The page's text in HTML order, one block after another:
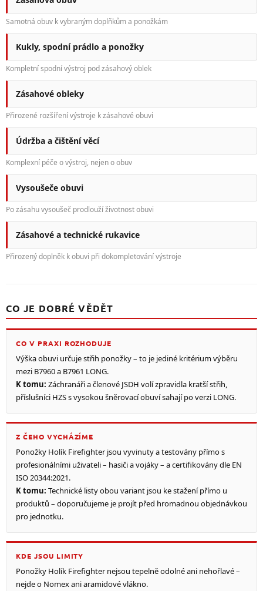
Samotná obuv k vybraným doplňkům a ponožkám
Kukly, spodní prádlo a ponožky
Kompletní spodní výstroj pod zásahový oblek
Zásahové obleky
Přirozené rozšíření výstroje k zásahové obuvi
Údržba a čištění věcí
Komplexní péče o výstroj, nejen o obuv
Vysoušeče obuvi
Po zásahu vysoušeč prodlouží životnost obuvi
Zásahové a technické rukavice
Přirozený doplněk k obuvi při dokompletování výstroje
CO JE DOBRÉ VĚDĚT
CO V PRAXI ROZHODUJE
Výška obuvi určuje střih ponožky – to je jediné kritérium výběru
mezi B7960 a B7961 LONG.
K tomu: Záchranáři a členové JSDH volí zpravidla kratší střih,
příslušníci HZS s vysokou šněrovací obuví sahají po verzi LONG.
Z ČEHO VYCHÁZÍME
Ponožky Holík Firefighter jsou vyvinuty a testovány přímo s
profesionálními uživateli – hasiči a vojáky – a certifikovány dle EN
ISO 20344:2021.
K tomu: Technické listy obou variant jsou ke stažení přímo u
produktů – doporučujeme je projít před hromadnou objednávkou
pro jednotku.
KDE JSOU LIMITY
Ponožky Holík Firefighter nejsou tepelně odolné ani nehořlavé –
nejde o Nomex ani aramidové vlákno.